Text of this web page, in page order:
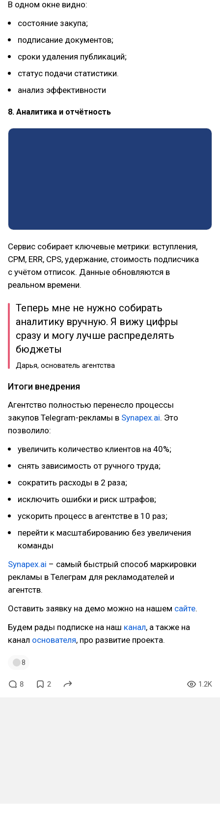
В одном окне видно:
состояние закупа;
подписание документов;
сроки удаления публикаций;
статус подачи статистики.
анализ эффективности
8. Аналитика и отчётность
Сервис собирает ключевые метрики: вступления,
CPM, ERR, CPS, удержание, стоимость подписчика
с учётом отписок. Данные обновляются в
реальном времени.
Теперь мне не нужно собирать
аналитику вручную. Я вижу цифры
сразу и могу лучше распределять
бюджеты
Дарья, основатель агентства
Итоги внедрения
Агентство полностью перенесло процессы
закупов Telegram-рекламы в Synapex.ai. Это
позволило:
увеличить количество клиентов на 40%;
снять зависимость от ручного труда;
сократить расходы в 2 раза;
исключить ошибки и риск штрафов;
ускорить процесс в агентстве в 10 раз;
перейти к масштабированию без увеличения
команды
Synapex.ai – самый быстрый способ маркировки
рекламы в Телеграм для рекламодателей и
агентств.
Оставить заявку на демо можно на нашем сайте.
Будем рады подписке на наш канал, а также на
канал основателя, про развитие проекта.
8
8 2 1.2K